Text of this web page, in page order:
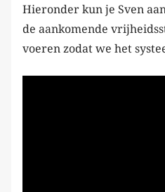
Hieronder kun je Sven
de aankomende
voeren zodat we het